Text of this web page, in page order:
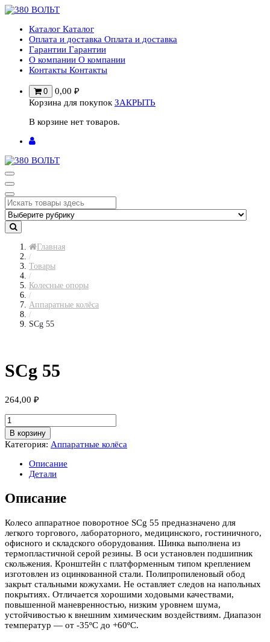
Перейти
содержимому
Каталог Каталог
Оплата и доставка Оплата и доставка
Гарантии Гарантии
О компании О компании
Контакты Контакты
0 0,00 ₽
Корзина для покупок ЗАКРЫТЬ
В корзине нет товаров.
Главная
/
Товары
/
Колесные опоры
/
Аппаратные колёса
/
SCg 55
SCg 55
264,00 ₽
Количество
товара
SCg
55
В корзину
Категория: Аппаратные колёса
Описание
Детали
Описание
Колесо аппаратное поворотное SCg 55 предназначено для
легкого торгового, лабораторного, медицинского, гостиничного,
офисного и складского оборудования. Шинка выполнена из
термопластичной серой резины. В оси установлен подшипник
скольжения. Кронштейн с платформенным типом креплением
изготовлен из оцинкованной стали. Полипропиленовый обод
закрыт стальными кожухами. Не оставляет следов на напольных
покрытиях. Отличается хорошими ходовыми качествами,
повышенной маневренностью, низким уровнем шума,
устойчивостью к внешним химическим воздействиям. Диапазон
температур — от -35ºC до +60ºC.